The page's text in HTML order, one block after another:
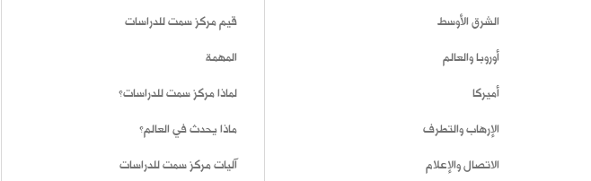
الشرق الأوسط
أوروبا والعالم
أميركا
الإرهاب والتطرف
الاتصال والإعلام
قيم مركز سمت للدراسات
المهمة
لماذا مركز سمت للدراسات؟
ماذا يحدث في العالم؟
آليات مركز سمت للدراسات